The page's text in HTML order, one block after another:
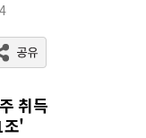
취득
조'